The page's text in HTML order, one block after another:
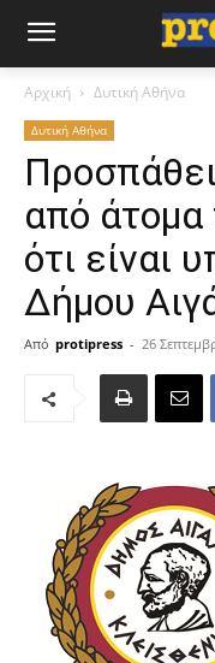
Αρχική Δυτική Αθήνα
Δυτική Αθήνα
από άτομα
ότι είναι
Δήμου
Από protipress - 26